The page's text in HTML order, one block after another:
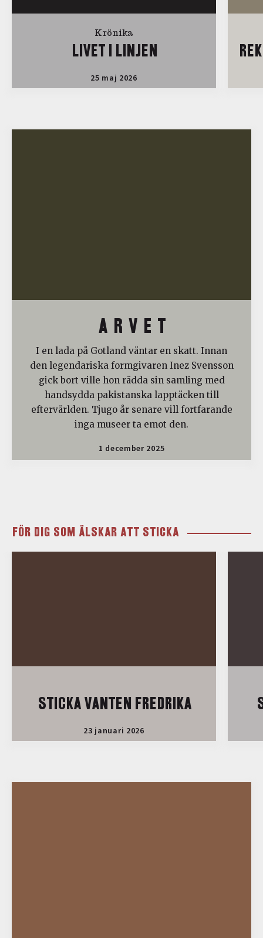
Krönika
LIVET I LINJEN
25 maj 2026
A R V E T
I en lada på Gotland väntar en skatt. Innan
den legendariska formgivaren Inez Svensson
gick bort ville hon rädda sin samling med
handsydda pakistanska lapptäcken till
eftervärlden. Tjugo år senare vill fortfarande
inga museer ta emot den.
1 december 2025
FÖR DIG SOM ÄLSKAR ATT STICKA
STICKA VANTEN FREDRIKA
23 januari 2026